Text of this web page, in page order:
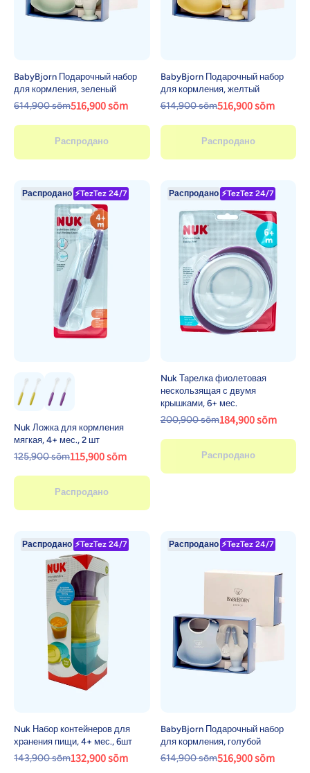
BabyBjorn Подарочный набор
для кормления, зеленый
614,900 sōm516,900 sōm
Распродано
BabyBjorn Подарочный набор
для кормления, желтый
614,900 sōm516,900 sōm
Распродано
Распродано ⚡TezTez 24/7
Nuk Ложка для кормления
мягкая, 4+ мес., 2 шт
125,900 sōm115,900 sōm
Распродано
Распродано ⚡TezTez 24/7
Nuk Тарелка фиолетовая
нескользящая с двумя
крышками, 6+ мес.
200,900 sōm184,900 sōm
Распродано
Распродано ⚡TezTez 24/7
Nuk Набор контейнеров для
хранения пищи, 4+ мес., 6шт
143,900 sōm132,900 sōm
Распродано ⚡TezTez 24/7
BabyBjorn Подарочный набор
для кормления, голубой
614,900 sōm516,900 sōm